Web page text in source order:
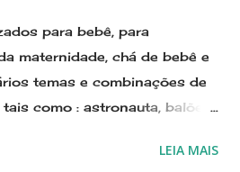
para bebê, para
maternidade, chá de bebê e
temas e combinações de
como : astronauta, balões,
urso marinheiro, ursoLEIA MAIS